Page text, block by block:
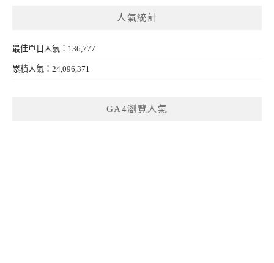
人氣統計
最佳單日人氣：136,777
累積人氣：24,096,371
GA4瀏覽人氣